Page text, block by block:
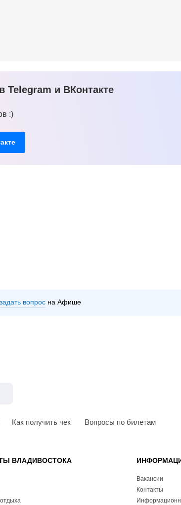
и ВКонтакте
:)
задать вопрос на Афише
Как получить чек Вопросы по билетам
ВЛАДИВОСТОКА
Вакансии
Контакты